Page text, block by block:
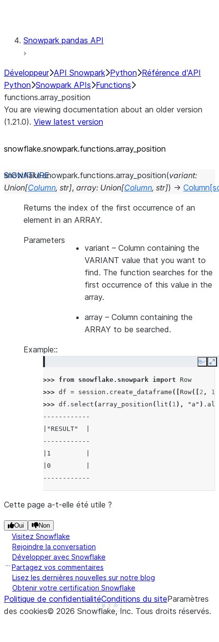
Snowpark pandas API
Développeur API Snowpark Python Référence d'API
Python Snowpark APIs Functions
functions.array_position
You are viewing documentation about an older version
(1.21.0). View latest version
snowflake.snowpark.functions.array_ position
snowflake.snowpark.functions.array_position(variant:
Union[Column, str], array: Union[Column, str]) → Column
Returns the index of the first occurrence of an
element in an ARRAY.
Parameters
variant – Column containing the
VARIANT value that you want to
find. The function searches for the
first occurrence of this value in the
array.
array – Column containing the
ARRAY to be searched.
Example::
Copy
>>> from snowflake.snowpark import
Row
>>> df = session . create_dataframe ([ Row([ 2 , 1
>>> df . select ( array_position ( lit ( 1 ), "a" ) .
------------
|"RESULT"  |
------------
|1         |
|0         |
------------
Show less
See more
Cette page a-t-elle été utile ?
Oui Non
Visitez Snowflake
Rejoindre la conversation
Développer avec Snowflake
Partagez vos commentaires
Lisez les dernières nouvelles sur notre blog
Obtenir votre certification Snowflake
Politique de confidentialitéConditions du siteParamètres
des cookies© 2026 Snowflake, Inc. Tous droits réservés.